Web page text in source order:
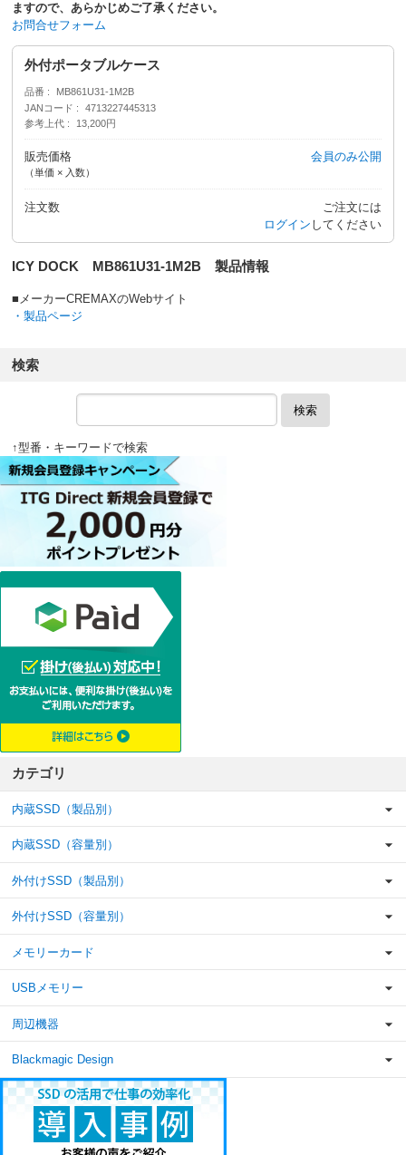
ますので、あらかじめご了承ください。
お問合せフォーム
外付ポータブルケース
品番
MB861U31-1M2B
JANコード
4713227445313
参考上代
13,200円
販売価格
（単価 × 入数）
会員のみ公開
注文数
ご注文には
ログイン してください
ICY DOCK MB861U31-1M2B 製品情報
■メーカーCREMAXのWebサイト
・製品ページ
検索
検索
↑型番・キーワードで検索
カテゴリ
内蔵SSD（製品別）
内蔵SSD（容量別）
外付けSSD（製品別）
外付けSSD（容量別）
メモリーカード
USBメモリー
周辺機器
Blackmagic Design